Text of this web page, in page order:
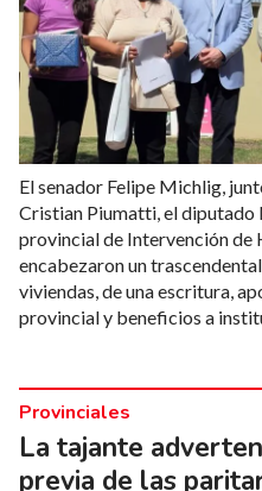
El senador Felipe Michlig,
Cristian Piumatti, el
provincial de Intervención de
encabezaron un
viviendas, de una escritura,
provincial y beneficios a
La tajante
previa de las
Provinciales